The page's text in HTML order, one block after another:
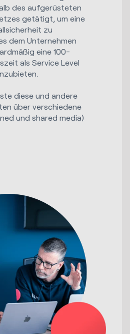
des aufgerüsteten
getätigt, um eine
zu
dem Unternehmen
eine 100-
als Service Level
diese und andere
über verschiedene
und shared media)